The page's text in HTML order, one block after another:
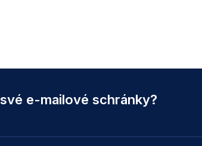
e-mailové schránky?